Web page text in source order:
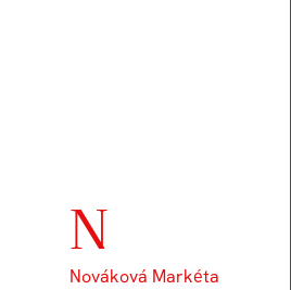
N
Nováková Markéta